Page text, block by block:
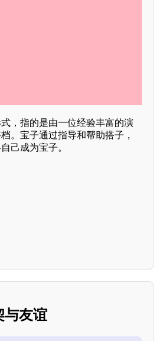
，指的是由一位经验丰富的演
。宝子通过指导和帮助搭子，
己成为宝子。
与友谊